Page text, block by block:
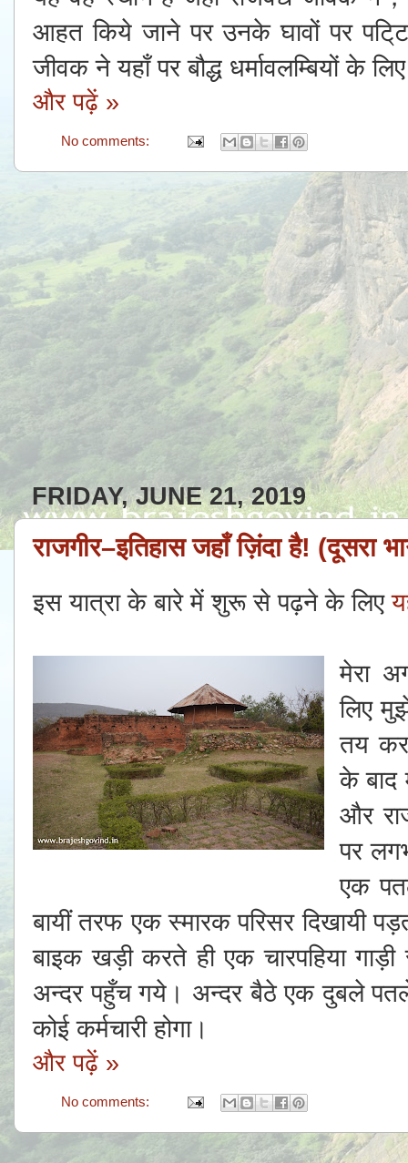
आहत किये जाने पर उनके घावों पर
जीवक ने यहाँ पर बौद्ध धर्मावलम्बियों के
और पढ़ें »
No comments:
FRIDAY, JUNE 21, 2019
राजगीर–इतिहास जहाँ ज़िंदा हैǃ (दूसरा
इस यात्रा के बारे में शुरू से पढ़ने के लिए
मेरा
लिए
तय
के बाद
और
पर
एक
बायीं तरफ एक स्मारक परिसर दिखायी
बाइक खड़ी करते ही एक चारपहिया
अन्दर पहुँच गये। अन्दर बैठे एक दुबले
कोई कर्मचारी होगा।
और पढ़ें »
No comments: